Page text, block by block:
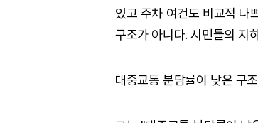
있고 주차 여건도 비교적 나
구조가 아니다. 시민들의 지
대중교통 분담률이 낮은 구